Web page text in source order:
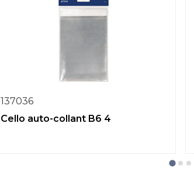
137036
Cello auto-collant B6 4